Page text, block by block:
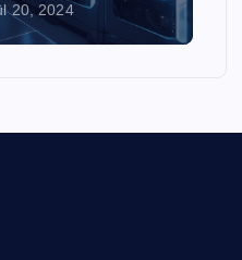
20, 2024